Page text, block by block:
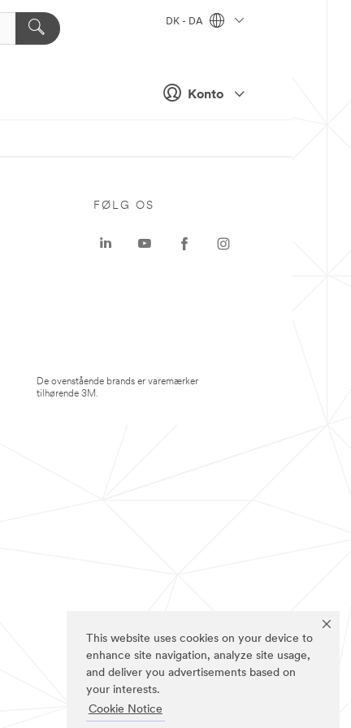
This website uses cookies on your device to
enhance site navigation, analyze site usage,
and deliver you advertisements based on
your interests.
Cookie Notice
Konto
DK - DA
FØLG OS
De ovenstående brands er varemærker
tilhørende 3M.